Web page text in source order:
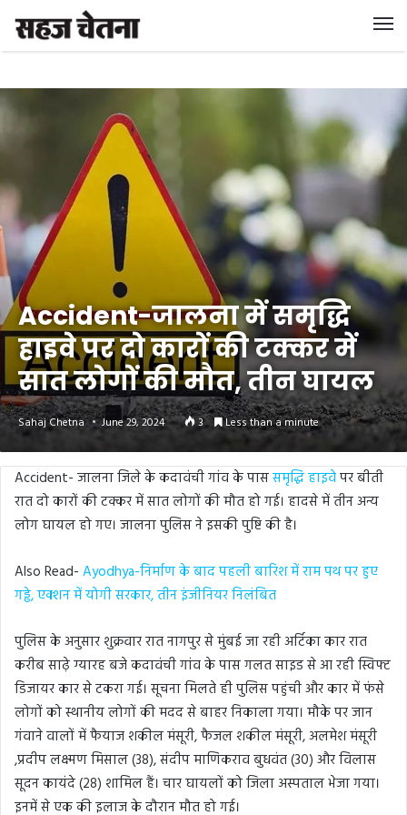
Accident-जालना में समृद्धि
हाइवे पर दो कारों की टक्कर में
सात लोगों की मौत, तीन घायल
Sahaj Chetna June 29, 2024 3 Less than a minute
Accident- जालना जिले के कदावंची गांव के पाससमृद्धि हाइवेपर बीती
रात दो कारों की टक्कर में सात लोगों की मौत हो गई। हादसे में तीन अन्य
लोग घायल हो गए। जालना पुलिस ने इसकी पुष्टि की है।
Also Read- Ayodhya-निर्माण के बाद पहली बारिश में राम पथ पर हुए
गड्ढे, एक्शन में योगी सरकार, तीन इंजीनियर निलंबित
पुलिस के अनुसार शुक्रवार रात नागपुर से मुंबई जा रही अर्टिका कार रात
करीब साढ़े ग्यारह बजे कदावंची गांव के पास गलत साइड से आ रही स्विफ्ट
डिजायर कार से टकरा गई। सूचना मिलते ही पुलिस पहुंची और कार में फंसे
लोगों को स्थानीय लोगों की मदद से बाहर निकाला गया। मौके पर जान
गंवाने वालों में फैयाज शकील मंसूरी, फैजल शकील मंसूरी, अलमेश मंसूरी
,प्रदीप लक्ष्मण मिसाल (38), संदीप माणिकराव बुधवंत (30) और विलास
सूदन कायंदे (28) शामिल हैं। चार घायलों को जिला अस्पताल भेजा गया।
इनमें से एक की इलाज के दौरान मौत हो गई।